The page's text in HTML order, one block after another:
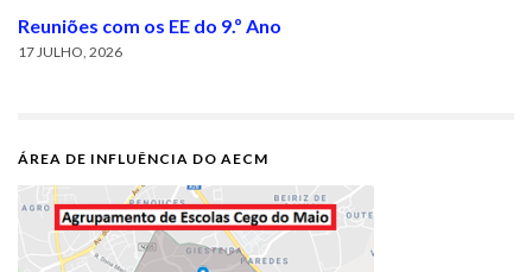
Reuniões com os EE do 9.º Ano
17 JULHO, 2026
ÁREA DE INFLUÊNCIA DO AECM